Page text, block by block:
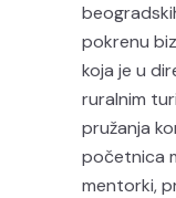
pokrenu
koja je u
ruralnim
pružanja
početnica
mentorki,